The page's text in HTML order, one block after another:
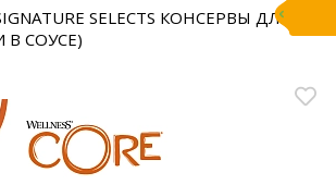
SELECTS КОНСЕРВЫ ДЛЯ
В СОУСЕ)